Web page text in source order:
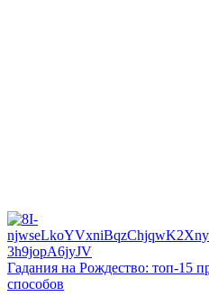
Гадания на Рождество: топ-15
способов